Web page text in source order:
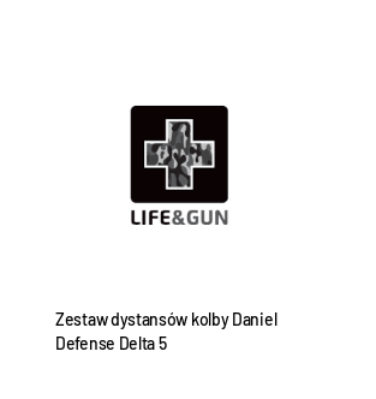
Zestaw dystansów kolby Daniel
Defense Delta 5